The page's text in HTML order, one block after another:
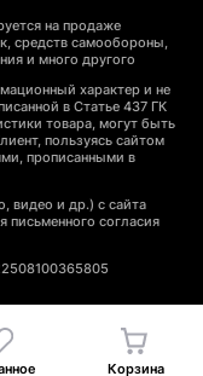
на продаже
средств самообороны,
и много другого
характер и не
в Статье 437 ГК
товара, могут быть
пользуясь сайтом
прописанными в
видео и др.) с сайта
письменного согласия
Корзина